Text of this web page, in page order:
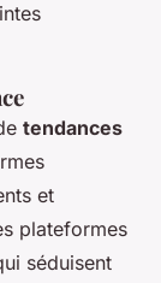
tendances
et
plateformes
séduisent